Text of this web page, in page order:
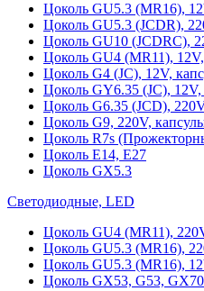
Цоколь GU5.3 (MR16),
Цоколь GU5.3 (JCDR),
Цоколь GU10 (JCDRC),
Цоколь GU4 (MR11),
Цоколь G4 (JC), 12V,
Цоколь GY6.35 (JC), 12V,
Цоколь G6.35 (JCD),
Цоколь G9, 220V,
Цоколь R7s
Цоколь E14, E27
Цоколь GX5.3
Светодиодные, LED
Цоколь GU4 (MR11),
Цоколь GU5.3 (MR16),
Цоколь GU5.3 (MR16),
Цоколь GX53, G53, GX70